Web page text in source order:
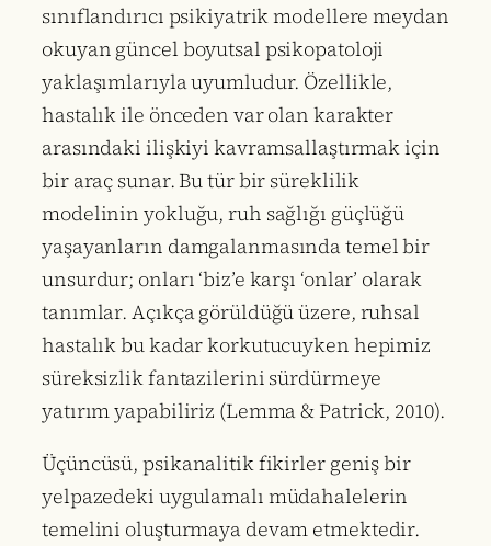
sınıflandırıcı psikiyatrik modellere meydan
okuyan güncel boyutsal psikopatoloji
yaklaşımlarıyla uyumludur. Özellikle,
hastalık ile önceden var olan karakter
arasındaki ilişkiyi kavramsallaştırmak için
bir araç sunar. Bu tür bir süreklilik
modelinin yokluğu, ruh sağlığı güçlüğü
yaşayanların damgalanmasında temel bir
unsurdur; onları ‘biz’e karşı ‘onlar’ olarak
tanımlar. Açıkça görüldüğü üzere, ruhsal
hastalık bu kadar korkutucuyken hepimiz
süreksizlik fantazilerini sürdürmeye
yatırım yapabiliriz (Lemma & Patrick, 2010).
Üçüncüsü, psikanalitik fikirler geniş bir
yelpazedeki uygulamalı müdahalelerin
temelini oluşturmaya devam etmektedir.